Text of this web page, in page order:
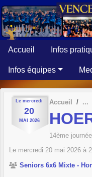
Accueil Infos
Infos équipes
Le mercredi
20
MAI 2026
Accueil
14ème journée
Le mercredi 20 mai 2026 à
Seniors 6x6 Mixte -
Panneau de gestion des